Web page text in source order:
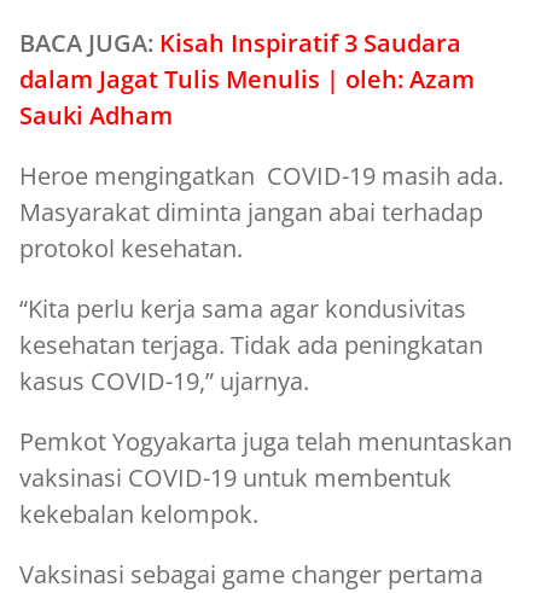
BACA JUGA: Kisah Inspiratif 3 Saudara
dalam Jagat Tulis Menulis | oleh: Azam
Sauki Adham
Heroe mengingatkan COVID-19 masih ada.
Masyarakat diminta jangan abai terhadap
protokol kesehatan.
“Kita perlu kerja sama agar kondusivitas
kesehatan terjaga. Tidak ada peningkatan
kasus COVID-19,” ujarnya.
Pemkot Yogyakarta juga telah menuntaskan
vaksinasi COVID-19 untuk membentuk
kekebalan kelompok.
Vaksinasi sebagai game changer pertama